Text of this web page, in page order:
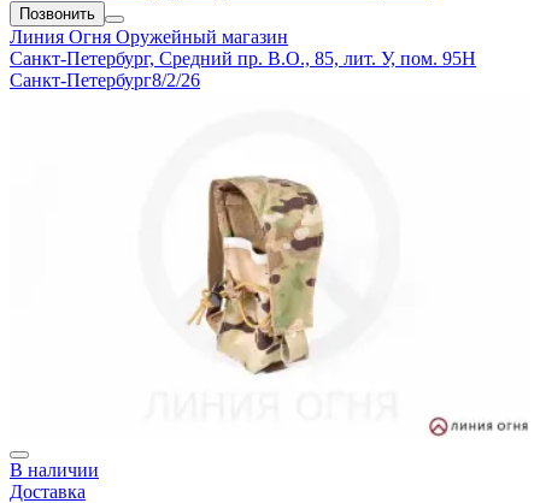
Позвонить
Линия Огня Оружейный магазин
Санкт-Петербург, Средний пр. В.О., 85, лит. У, пом. 95Н
Санкт-Петербург8/2/26
В наличии
Доставка